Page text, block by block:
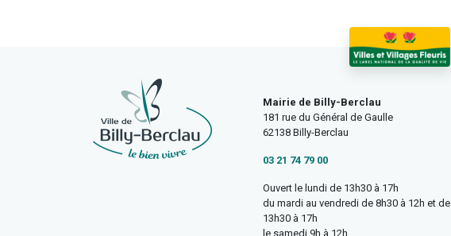
Mairie de Billy-Berclau
181 rue du Général de Gaulle
62138 Billy-Berclau
03 21 74 79 00
Ouvert le lundi de 13h30 à 17h
du mardi au vendredi de 8h30 à 12h et de
13h30 à 17h
le samedi 9h à 12h